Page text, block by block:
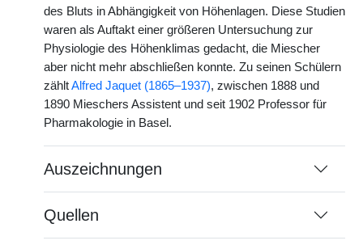
des Bluts in Abhängigkeit von Höhenlagen. Diese Studien
waren als Auftakt einer größeren Untersuchung zur
Physiologie des Höhenklimas gedacht, die Miescher
aber nicht mehr abschließen konnte. Zu seinen Schülern
zähltAlfred Jaquet (1865–1937), zwischen 1888 und
1890 Mieschers Assistent und seit 1902 Professor für
Pharmakologie in Basel.
Auszeichnungen
Quellen